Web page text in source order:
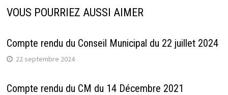
VOUS POURRIEZ AUSSI AIMER
Compte rendu du Conseil Municipal du 22 juillet 2024
22 septembre 2024
Compte rendu du CM du 14 Décembre 2021